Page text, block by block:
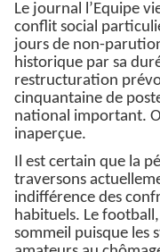
Le journal l’Equipe
conflit social
jours de non-
historique par sa
restructuration
cinquantaine de
national important.
inaperçue.
Il est certain que la
traversons
indifférence des
habituels. Le
sommeil puisque les